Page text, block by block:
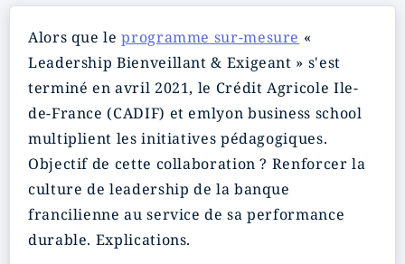
Alors que leprogramme sur-mesure «
Leadership Bienveillant & Exigeant » s'est
terminé en avril 2021, le Crédit Agricole Ile-
de-France (CADIF) et emlyon business school
multiplient les initiatives pédagogiques.
Objectif de cette collaboration ? Renforcer la
culture de leadership de la banque
francilienne au service de sa performance
durable. Explications.